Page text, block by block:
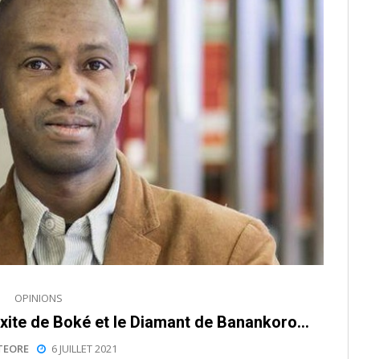
informations à transmettre
provisoires et des
: ce 4 juin à 18h
partiels des élections de mai
OPINIONS
de Boké et le Diamant de Banankoro…
6 JUILLET 2021